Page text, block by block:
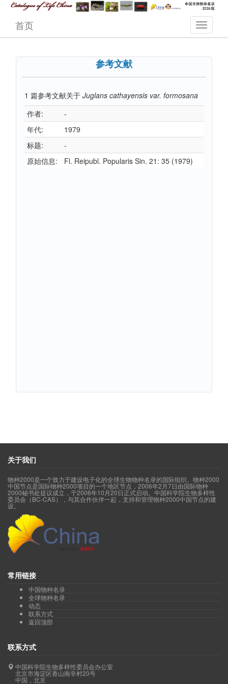
首页
参考文献
1 篇参考文献关于 Juglans cathayensis var. formosana
作者:
-
年代:
1979
标题:
-
原始信息:
Fl. Reipubl. Popularis Sin. 21: 35 (1979)
关于我们
物种2000是一个致力于建设电子化的全球生物物种名录的国际组织。物种2000
中国节点是国际物种2000项目的一个地区节点，2006年2月7日由国际物种
2000秘书处提议成立，于2006年10月20日正式启动。中国科学院生物多样性
委员会（BC-CAS），与其合作伙伴一起，支持和管理物种2000中国节点的建
设。
常用链接
中国物种名录
全球物种名录
动态
联系方式
返回顶部
联系方式
中国科学院生物多样性委员会办公室
北京市海淀区香山南辛村20号
中国，北京